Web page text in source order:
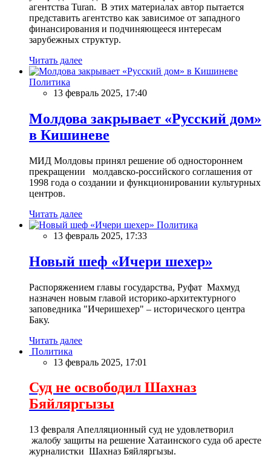
агентства Turan. В этих материалах автор пытается
представить агентство как зависимое от западного
финансирования и подчиняющееся интересам
зарубежных структур.
Читать далее
Политика
13 февраль 2025, 17:40
Молдова закрывает «Русский дом»
в Кишиневе
МИД Молдовы принял решение об одностороннем
прекращении молдавско-российского соглашения от
1998 года о создании и функционировании культурных
центров.
Читать далее
Политика
13 февраль 2025, 17:33
Новый шеф «Ичери шехер»
Распоряжением главы государства, Руфат Махмуд
назначен новым главой историко-архитектурного
заповедника "Ичеришехер" – исторического центра
Баку.
Читать далее
Политика
13 февраль 2025, 17:01
Суд не освободил Шахназ
Бяйляргызы
13 февраля Апелляционный суд не удовлетворил
жалобу защиты на решение Хатаинского суда об аресте
журналистки Шахназ Бяйляргызы.